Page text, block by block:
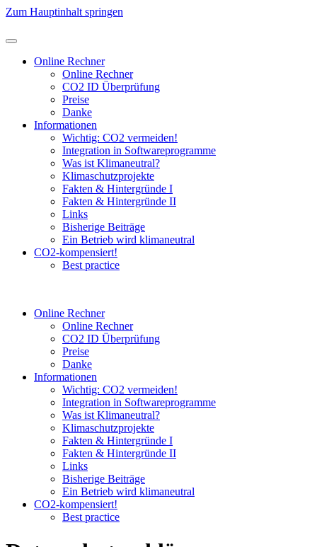
Zum Hauptinhalt springen
Online Rechner
Online Rechner
CO2 ID Überprüfung
Preise
Danke
Informationen
Wichtig: CO2 vermeiden!
Integration in Softwareprogramme
Was ist Klimaneutral?
Klimaschutzprojekte
Fakten & Hintergründe I
Fakten & Hintergründe II
Links
Bisherige Beiträge
Ein Betrieb wird klimaneutral
CO2-kompensiert!
Best practice
Online Rechner
Online Rechner
CO2 ID Überprüfung
Preise
Danke
Informationen
Wichtig: CO2 vermeiden!
Integration in Softwareprogramme
Was ist Klimaneutral?
Klimaschutzprojekte
Fakten & Hintergründe I
Fakten & Hintergründe II
Links
Bisherige Beiträge
Ein Betrieb wird klimaneutral
CO2-kompensiert!
Best practice